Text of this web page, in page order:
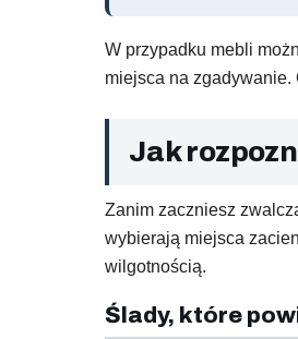
W przypadku mebli
miejsca na zgadywanie.
Jak
Zanim zaczniesz
wybierają miejsca
wilgotnością.
Ślady, które